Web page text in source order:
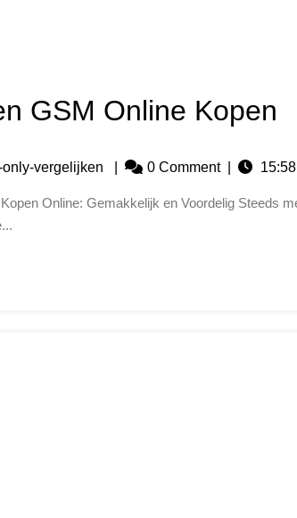
GSM Online Kopen
only-vergelijken 0 Comment 15:58